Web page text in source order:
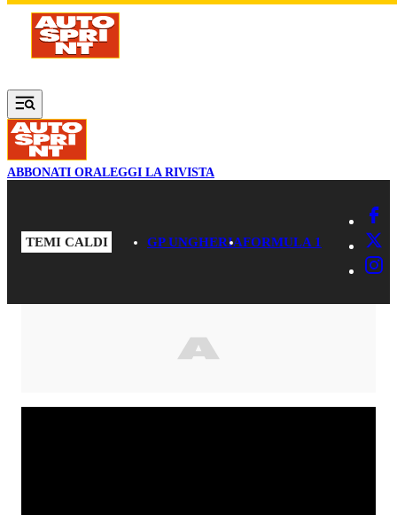
Vai al contenuto principale
ABBONATI ORALEGGI LA RIVISTA
TEMI CALDI GP UNGHERIAFORMULA 1